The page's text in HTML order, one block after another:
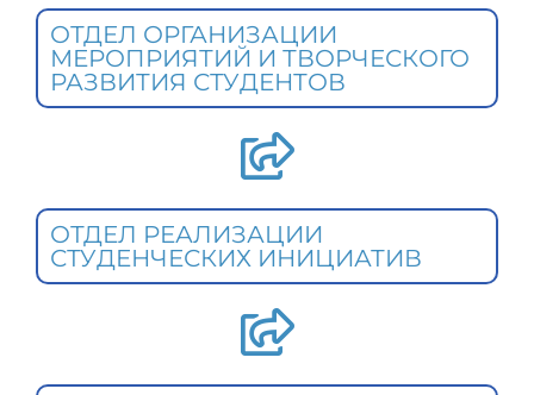
ОТДЕЛ ОРГАНИЗАЦИИ
МЕРОПРИЯТИЙ И ТВОРЧЕСКОГО
РАЗВИТИЯ СТУДЕНТОВ
ОТДЕЛ РЕАЛИЗАЦИИ
СТУДЕНЧЕСКИХ ИНИЦИАТИВ